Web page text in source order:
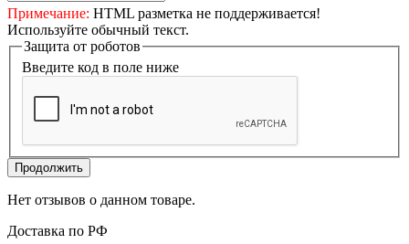
Примечание: HTML разметка не поддерживается!
Используйте обычный текст.
Защита от роботов
Введите код в поле ниже
Продолжить
Нет отзывов о данном товаре.
Доставка по РФ